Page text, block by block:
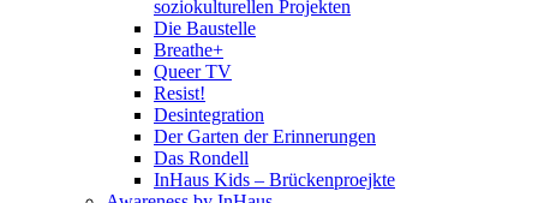
soziokulturellen Projekten
Die Baustelle
Breathe+
Queer TV
Resist!
Desintegration
Der Garten der Erinnerungen
Das Rondell
InHaus Kids – Brückenproejkte